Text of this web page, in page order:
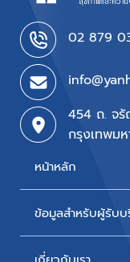
02 879
454 ถ. จ
กรุงเทพม
หน้าหลัก
บริการของเรา
ข้อมูลสำหรับผู้รับบ